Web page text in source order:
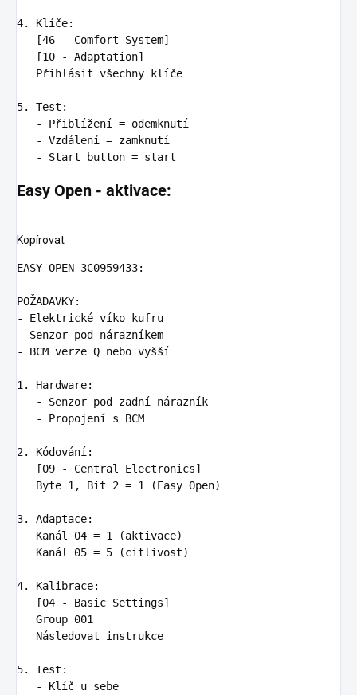
4. Klíče:
[46 - Comfort System]
   [10 - Adaptation]
   Přihlásit všechny klíče
5. Test :
-
Přiblížení = odemknutí
-
Vzdálení = zamknutí
-
Start button = start
Easy Open - aktivace:
Kopírovat
EASY OPEN 3C0959433
POŽADAVKY:
-
Elektrické víko kufru
-
Senzor pod nárazníkem
-
BCM verze Q nebo vyšší
1. Hardware:
-
Senzor pod zadní nárazník
-
Propojení s BCM
2. Kódování :
[09 - Central Electronics]
   Byte 1, Bit 2 = 1 (Easy Open)
3. Adaptace:
Kanál 04 = 1 (aktivace)
   Kanál 05 = 5 (citlivost)
4. Kalibrace:
[04 - Basic Settings]
   Group 001
   Následovat instrukce
5. Test :
-
Klíč u sebe